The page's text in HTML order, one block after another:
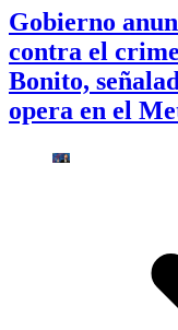
Gobierno
contra el
Bonito,
opera en el